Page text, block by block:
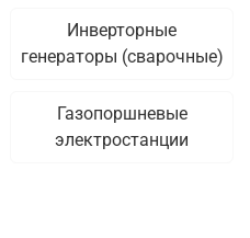
Инверторные
генераторы (сварочные)
Газопоршневые
электростанции